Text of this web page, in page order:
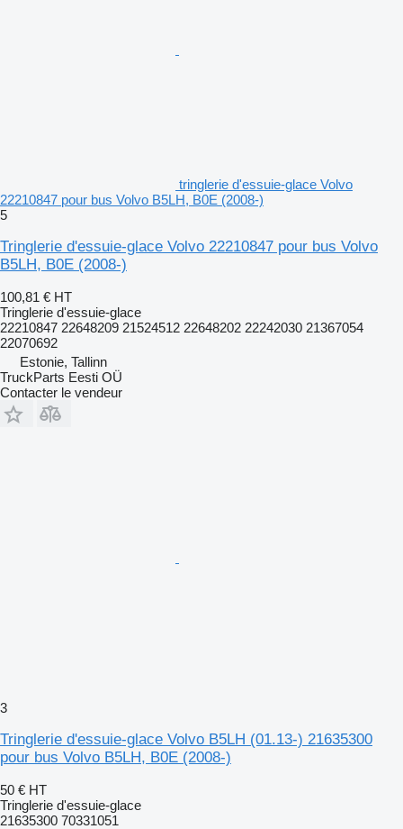
tringlerie d'essuie-glace Volvo
22210847 pour bus Volvo B5LH, B0E (2008-)
5
Tringlerie d'essuie-glace Volvo 22210847 pour bus Volvo
B5LH, B0E (2008-)
100,81 € HT
Tringlerie d'essuie-glace
22210847 22648209 21524512 22648202 22242030 21367054
22070692
Estonie, Tallinn
TruckParts Eesti OÜ
Contacter le vendeur
3
Tringlerie d'essuie-glace Volvo B5LH (01.13-) 21635300
pour bus Volvo B5LH, B0E (2008-)
50 € HT
Tringlerie d'essuie-glace
21635300 70331051